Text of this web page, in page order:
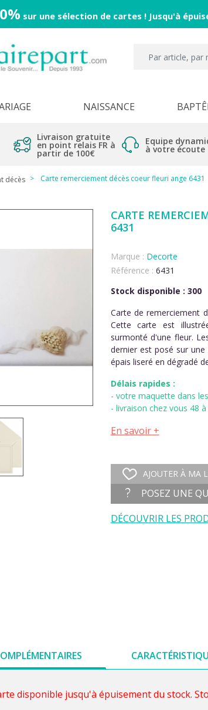
sur une sélection de cartes ! Jusqu'à
NAISSANCE
Livraison gratuite
en point relais FR à
partir de 100€
Equipe
à votre écoute
décès Carte remerciement décès coeur fleuri ange 6431
CARTE
6431
Marque : Decorte
Référence : 6431
Stock disponible : 300
Carte de remerciement
Cette carte est
surmonté d'une fleur.
dernier est posé sur
épais liseré en dégradé
Délais rapides :
- votre maquette dans
- livraison chez vous 48
En savoir +
AJOUTER À MA
POSEZ UNE
DÉCOUVRIR LES
disponible jusqu'à épuisement du stock.